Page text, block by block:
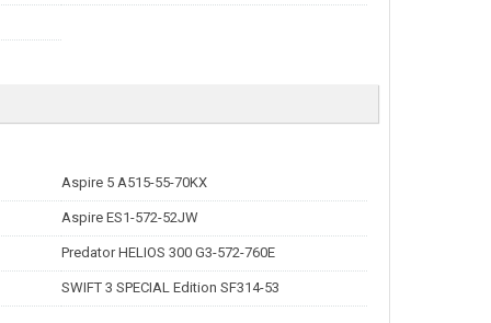
Aspire 5 A515-55-70KX
Aspire ES1-572-52JW
Predator HELIOS 300 G3-572-760E
SWIFT 3 SPECIAL Edition SF314-53